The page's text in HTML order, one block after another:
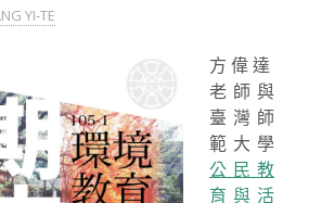
YI-TE
方偉達
老師與
臺灣師
範大學
公民教
育與活